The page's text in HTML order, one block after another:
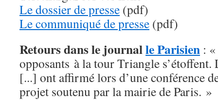
Le dossier de presse (pdf)
Le communiqué de presse (pdf)
Retours dans le journalle Parisien :
opposants à la tour Triangle
[...] ont affirmé lors d’une conférence
projet soutenu par la mairie de Paris. »